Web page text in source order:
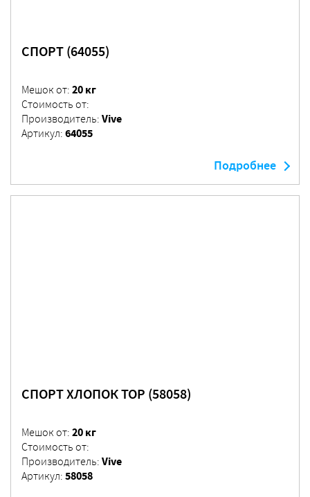
СПОРТ (64055)
Мешок от: 20 кг
Стоимость от:
Производитель: Vive
Артикул: 64055
Подробнее
СПОРТ ХЛОПОК TOP (58058)
Мешок от: 20 кг
Стоимость от:
Производитель: Vive
Артикул: 58058